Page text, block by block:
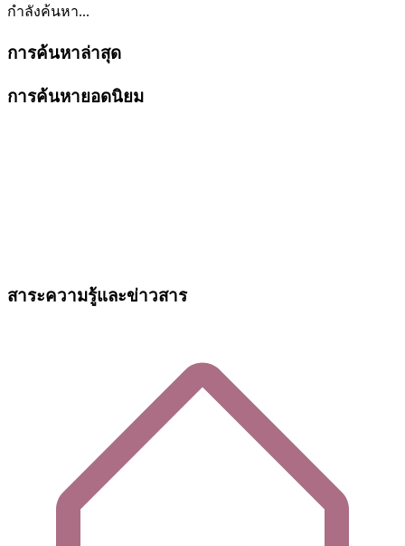
กำลังค้นหา...
การค้นหาล่าสุด
การค้นหายอดนิยม
สาระความรู้และข่าวสาร